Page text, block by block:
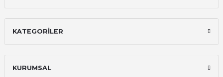
KATEGORİLER
KURUMSAL